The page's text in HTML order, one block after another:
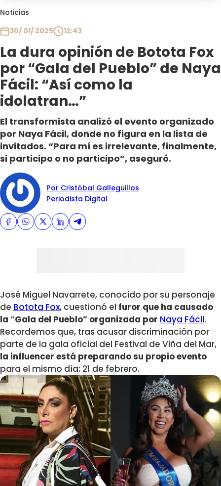
Noticias
30/ 01/ 2025
12:43
La dura opinión de Botota Fox
por “Gala del Pueblo” de Naya
Fácil: “Así como la
idolatran…”
El transformista analizó el evento organizado
por Naya Fácil, donde no figura en la lista de
invitados. “Para mí es irrelevante, finalmente,
si participo o no participo”, aseguró.
Por Cristóbal Galleguillos
Periodista Digital
José Miguel Navarrete, conocido por su personaje
de Botota Fox, cuestionó el furor que ha causado
la “Gala del Pueblo” organizada por Naya Fácil.
Recordemos que, tras acusar discriminación por
parte de la gala oficial del Festival de Viña del Mar,
la influencer está preparando su propio evento
para el mismo día: 21 de febrero.
Plan Perfecto
El Tiempo
Sabingo
Todos Los Programas